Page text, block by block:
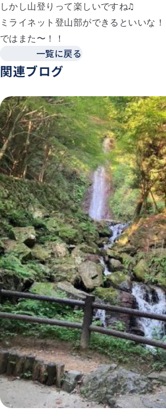
しかし山登りって楽しいですね♫
ミライネット登山部ができるといいな！
ではまた〜！！
一覧に戻る
関連ブログ